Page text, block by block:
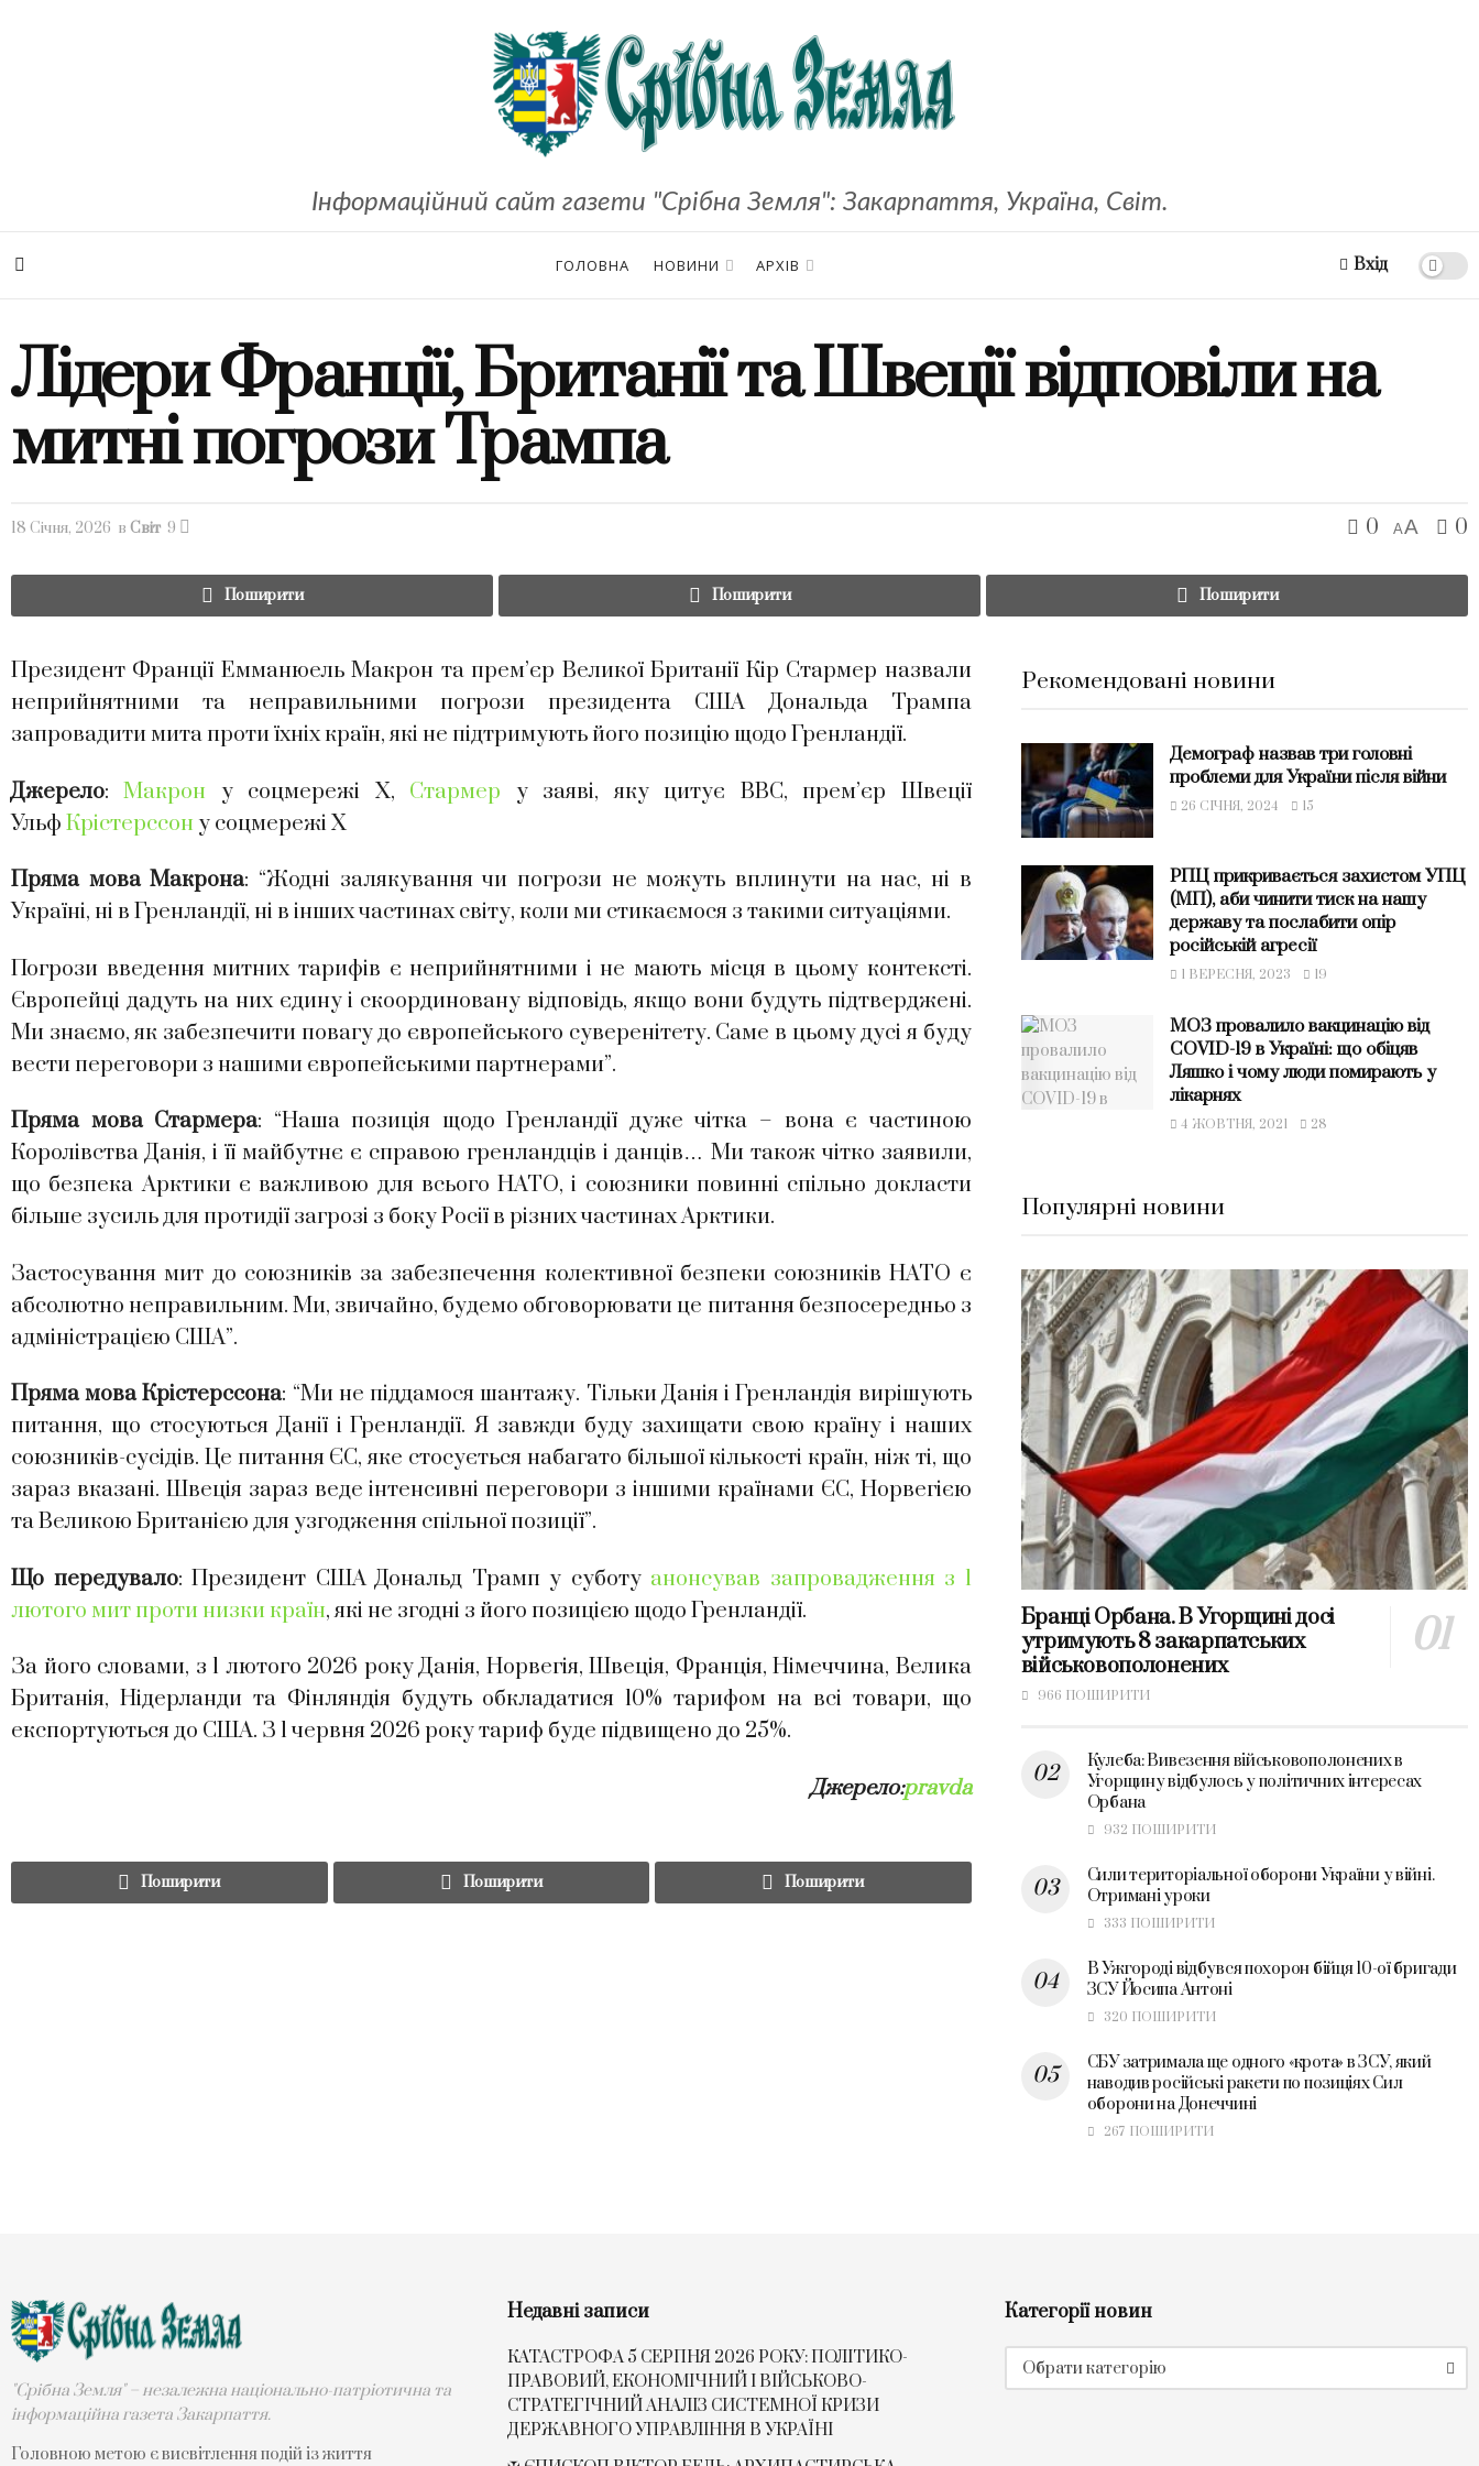
Інформаційний сайт газети "Срібна Земля": Закарпаття, Україна, Світ.
ГОЛОВНА НОВИНИ АРХІВ Вхід
Лідери Франції, Британії та Швеції відповіли на
митні погрози Трампа
18 Січня, 2026 в Світ 9 0 AA 0
Поширити Поширити Поширити
Президент Франції Емманюель Макрон та прем’єр Великої Британії Кір Стармер назвали
неприйнятними та неправильними погрози президента США Дональда Трампа
запровадити мита проти їхніх країн, які не підтримують його позицію щодо Гренландії.
Джерело:Макрон у соцмережі Х, Стармер у заяві, яку цитує ВВС, прем’єр Швеції
Ульф Крістерссон у соцмережі Х
Пряма мова Макрона: “Жодні залякування чи погрози не можуть вплинути на нас, ні в
Україні, ні в Гренландії, ні в інших частинах світу, коли ми стикаємося з такими ситуаціями.
Погрози введення митних тарифів є неприйнятними і не мають місця в цьому контексті.
Європейці дадуть на них єдину і скоординовану відповідь, якщо вони будуть підтверджені.
Ми знаємо, як забезпечити повагу до європейського суверенітету. Саме в цьому дусі я буду
вести переговори з нашими європейськими партнерами”.
Пряма мова Стармера: “Наша позиція щодо Гренландії дуже чітка – вона є частиною
Королівства Данія, і її майбутнє є справою гренландців і данців… Ми також чітко заявили,
що безпека Арктики є важливою для всього НАТО, і союзники повинні спільно докласти
більше зусиль для протидії загрозі з боку Росії в різних частинах Арктики.
Застосування мит до союзників за забезпечення колективної безпеки союзників НАТО є
абсолютно неправильним. Ми, звичайно, будемо обговорювати це питання безпосередньо з
адміністрацією США”.
Пряма мова Крістерссона: “Ми не піддамося шантажу. Тільки Данія і Гренландія вирішують
питання, що стосуються Данії і Гренландії. Я завжди буду захищати свою країну і наших
союзників-сусідів. Це питання ЄС, яке стосується набагато більшої кількості країн, ніж ті, що
зараз вказані. Швеція зараз веде інтенсивні переговори з іншими країнами ЄС, Норвегією
та Великою Британією для узгодження спільної позиції”.
Що передувало: Президент США Дональд Трамп у суботу анонсував запровадження з 1
лютого мит проти низки країн, які не згодні з його позицією щодо Гренландії.
За його словами, з 1 лютого 2026 року Данія, Норвегія, Швеція, Франція, Німеччина, Велика
Британія, Нідерланди та Фінляндія будуть обкладатися 10% тарифом на всі товари, що
експортуються до США. З 1 червня 2026 року тариф буде підвищено до 25%.
Джерело:pravda
Поширити Поширити Поширити
Рекомендовані новини
Демограф назвав три головні
проблеми для України після війни
26 СІЧНЯ, 2024 15
РПЦ прикривається захистом УПЦ
(МП), аби чинити тиск на нашу
державу та послабити опір
російській агресії
1 ВЕРЕСНЯ, 2023 19
МОЗ провалило вакцинацію від
COVID-19 в Україні: що обіцяв
Ляшко і чому люди помирають у
лікарнях
4 ЖОВТНЯ, 2021 28
Популярні новини
Бранці Орбана. В Угорщині досі
утримують 8 закарпатських
військовополонених
966 ПОШИРИТИ
Кулеба: Вивезення військовополонених в
Угорщину відбулось у політичних інтересах
Орбана
932 ПОШИРИТИ
Сили територіальної оборони України у війні.
Отримані уроки
333 ПОШИРИТИ
В Ужгороді відбувся похорон бійця 10-ої бригади
ЗСУ Йосипа Антоні
320 ПОШИРИТИ
СБУ затримала ще одного «крота» в ЗСУ, який
наводив російські ракети по позиціях Сил
оборони на Донеччині
267 ПОШИРИТИ
"Срібна Земля" – незалежна національно-патріотична та
інформаційна газета Закарпаття.
Головною метою є висвітлення подій із життя
Недавні записи
КАТАСТРОФА 5 СЕРПНЯ 2026 РОКУ: ПОЛІТИКО-
ПРАВОВИЙ, ЕКОНОМІЧНИЙ І ВІЙСЬКОВО-
СТРАТЕГІЧНИЙ АНАЛІЗ СИСТЕМНОЇ КРИЗИ
ДЕРЖАВНОГО УПРАВЛІННЯ В УКРАЇНІ
Категорії новин
Категорії
новин
Обрати категорію